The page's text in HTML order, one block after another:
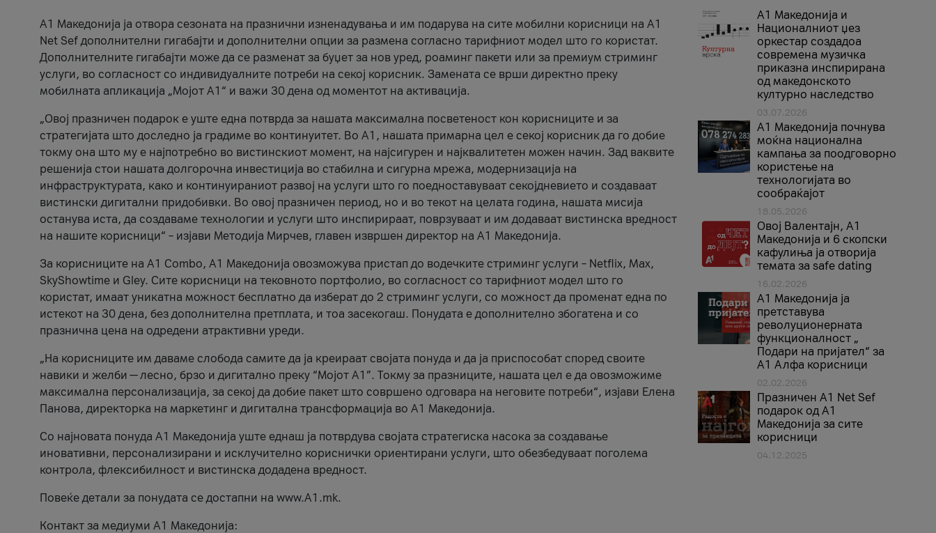
А1 Македонија ја отвора сезоната на празнични изненадувања и им подарува на сите мобилни корисници на A1
Net Sef дополнителни гигабајти и дополнителни опции за размена согласно тарифниот модел што го користат.
Дополнителните гигабајти може да се разменат за буџет за нов уред, роаминг пакети или за премиум стриминг
услуги, во согласност со индивидуалните потреби на секој корисник. Замената се врши директно преку
мобилната апликација „Мојот А1“ и важи 30 дена од моментот на активација.
„Овој празничен подарок е уште една потврда за нашата максимална посветеност кон корисниците и за
стратегијата што доследно ја градиме во континуитет. Во А1, нашата примарна цел е секој корисник да го добие
токму она што му е најпотребно во вистинскиот момент, на најсигурен и најквалитетен можен начин. Зад ваквите
решенија стои нашата долгорочна инвестиција во стабилна и сигурна мрежа, модернизација на
инфраструктурата, како и континуираниот развој на услуги што го поедноставуваат секојдневието и создаваат
вистински дигитални придобивки. Во овој празничен период, но и во текот на целата година, нашата мисија
останува иста, да создаваме технологии и услуги што инспирираат, поврзуваат и им додаваат вистинска вредност
на нашите корисници“ – изјави Методија Мирчев, главен извршен директор на А1 Македонија.
За корисниците на A1 Combo, А1 Македонија овозможува пристап до водечките стриминг услуги – Netflix, Max,
SkyShowtime и Gley. Сите корисници на тековното портфолио, во согласност со тарифниот модел што го
користат, имаат уникатна можност бесплатно да изберат до 2 стриминг услуги, со можност да променат една по
истекот на 30 дена, без дополнителна претплата, и тоа засекогаш. Понудата е дополнително збогатена и со
празнична цена на одредени атрактивни уреди.
„На корисниците им даваме слобода самите да ја креираат својата понуда и да ја приспособат според своите
навики и желби — лесно, брзо и дигитално преку “Мојот А1”. Токму за празниците, нашата цел е да овозможиме
максимална персонализација, за секој да добие пакет што совршено одговара на неговите потреби“, изјави Елена
Панова, директорка на маркетинг и дигитална трансформација во А1 Македонија.
Со најновата понуда А1 Македонија уште еднаш ја потврдува својата стратегиска насока за создавање
иновативни, персонализирани и исклучително кориснички ориентирани услуги, што обезбедуваат поголема
контрола, флексибилност и вистинска додадена вредност.
Повеќе детали за понудата се достапни на www.А1.mk.
Контакт за медиуми А1 Македонија:
А1 Македонија и
Националниот џез
оркестар создадоа
современа музичка
приказна инспирирана
од македонското
културно наследство
03.07.2026
A1 Македонија почнува
моќна национална
кампања за поодговорно
користење на
технологијата во
сообраќајот
18.05.2026
Овој Валентајн, A1
Македонија и 6 скопски
кафулиња ја отворија
темата за safe dating
16.02.2026
А1 Македонија ја
претставува
револуционерната
функционалност „
Подари на пријател“ за
А1 Алфа корисници
02.02.2026
Празничен A1 Net Sеf
подарок од А1
Македонија за сите
корисници
04.12.2025